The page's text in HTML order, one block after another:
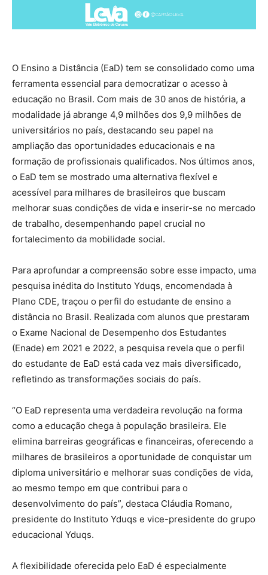
O Ensino a Distância (EaD) tem se consolidado como uma
ferramenta essencial para democratizar o acesso à
educação no Brasil. Com mais de 30 anos de história, a
modalidade já abrange 4,9 milhões dos 9,9 milhões de
universitários no país, destacando seu papel na
ampliação das oportunidades educacionais e na
formação de profissionais qualificados. Nos últimos anos,
o EaD tem se mostrado uma alternativa flexível e
acessível para milhares de brasileiros que buscam
melhorar suas condições de vida e inserir-se no mercado
de trabalho, desempenhando papel crucial no
fortalecimento da mobilidade social.
Para aprofundar a compreensão sobre esse impacto, uma
pesquisa inédita do Instituto Yduqs, encomendada à
Plano CDE, traçou o perfil do estudante de ensino a
distância no Brasil. Realizada com alunos que prestaram
o Exame Nacional de Desempenho dos Estudantes
(Enade) em 2021 e 2022, a pesquisa revela que o perfil
do estudante de EaD está cada vez mais diversificado,
refletindo as transformações sociais do país.
“O EaD representa uma verdadeira revolução na forma
como a educação chega à população brasileira. Ele
elimina barreiras geográficas e financeiras, oferecendo a
milhares de brasileiros a oportunidade de conquistar um
diploma universitário e melhorar suas condições de vida,
ao mesmo tempo em que contribui para o
desenvolvimento do país”, destaca Cláudia Romano,
presidente do Instituto Yduqs e vice-presidente do grupo
educacional Yduqs.
A flexibilidade oferecida pelo EaD é especialmente